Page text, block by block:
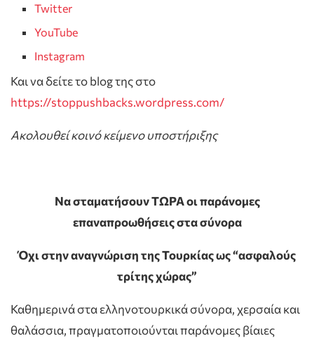
Twitter
YouTube
Instagram
Και να δείτε το blog της στο
https://stoppushbacks.wordpress.com/
Ακολουθεί κοινό κείμενο υποστήριξης
Να σταματήσουν ΤΩΡΑ οι παράνομες
επαναπροωθήσεις στα σύνορα
Όχι στην αναγνώριση της Τουρκίας ως “ασφαλούς
τρίτης χώρας”
Καθημερινά στα ελληνοτουρκικά σύνορα, χερσαία και
θαλάσσια, πραγματοποιούνται παράνομες βίαιες